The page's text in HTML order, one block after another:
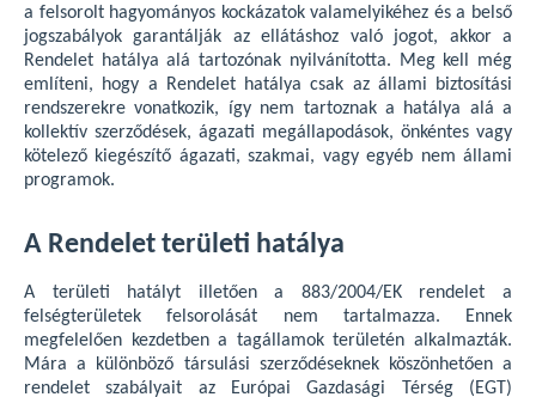
a felsorolt hagyományos kockázatok valamelyikéhez és a belső
jogszabályok garantálják az ellátáshoz való jogot, akkor a
Rendelet hatálya alá tartozónak nyilvánította. Meg kell még
említeni, hogy a Rendelet hatálya csak az állami biztosítási
rendszerekre vonatkozik, így nem tartoznak a hatálya alá a
kollektív szerződések, ágazati megállapodások, önkéntes vagy
kötelező kiegészítő ágazati, szakmai, vagy egyéb nem állami
programok.
A Rendelet területi hatálya
A területi hatályt illetően a 883/2004/EK rendelet a
felségterületek felsorolását nem tartalmazza. Ennek
megfelelően kezdetben a tagállamok területén alkalmazták.
Mára a különböző társulási szerződéseknek köszönhetően a
rendelet szabályait az Európai Gazdasági Térség (EGT)